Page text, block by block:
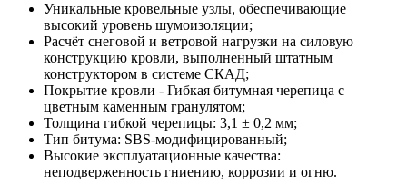
Уникальные кровельные узлы, обеспечивающие
высокий уровень шумоизоляции;
Расчёт снеговой и ветровой нагрузки на силовую
конструкцию кровли, выполненный штатным
конструктором в системе СКАД;
Покрытие кровли - Гибкая битумная черепица с
цветным каменным гранулятом;
Толщина гибкой черепицы: 3,1 ± 0,2 мм;
Тип битума: SBS-модифицированный;
Высокие эксплуатационные качества:
неподверженность гниению, коррозии и огню.